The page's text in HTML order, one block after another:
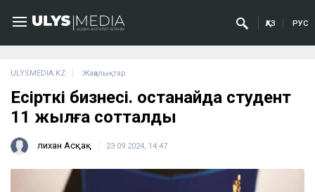
ҚАЗ РУС
ULYSMEDIA.KZ Жаңалықтар
Есірткі бизнесі. Қостанайда студент
11 жылға сотталды
Әлихан Асқақ 23.09.2024, 14:47